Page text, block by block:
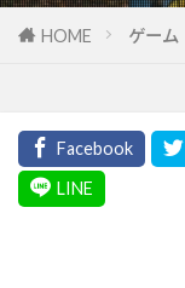
HOME ゲーム